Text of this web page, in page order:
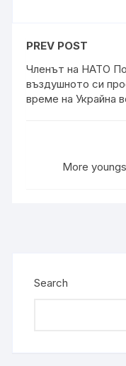
PREV POST
Членът на НАТО
въздушното си
време на Украйна
More
Search